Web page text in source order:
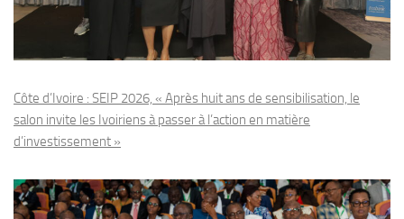
Côte d’Ivoire : SEIP 2026, « Après huit ans de sensibilisation, le
salon invite les Ivoiriens à passer à l’action en matière
d’investissement »